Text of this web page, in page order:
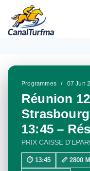
contenu
Programmes / 07 Jun
Réunion
Strasbourg
13:45 –
PRIX CAISSE
⏱ 13:45 📏 2800